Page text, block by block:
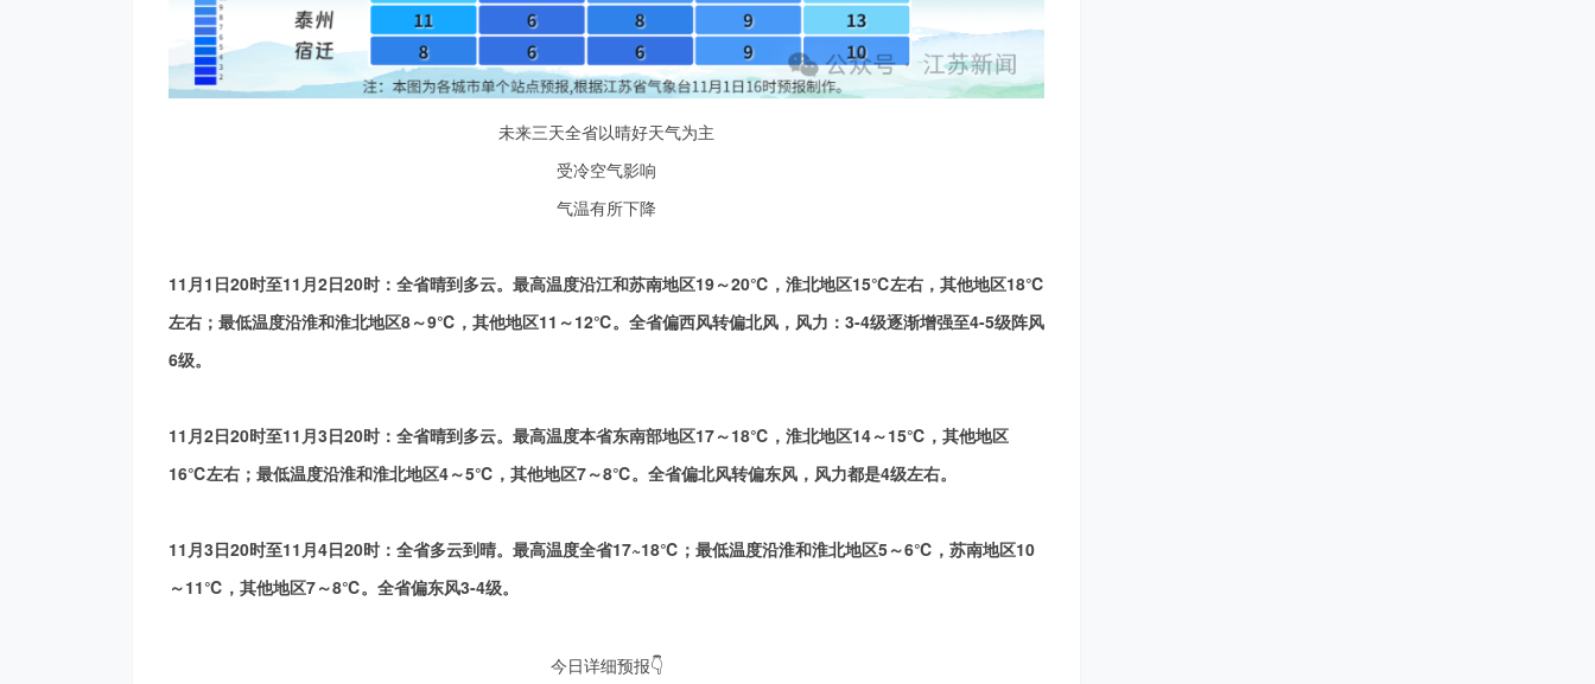
未来三天全省以晴好天气为主
受冷空气影响
气温有所下降
11月1日20时至11月2日20时：全省晴到多云。最高温度沿江和苏南地区19～20℃，淮北地区15℃左右，其他地区18℃
左右；最低温度沿淮和淮北地区8～9℃，其他地区11～12℃。全省偏西风转偏北风，风力：3-4级逐渐增强至4-5级阵风
6级。
11月2日20时至11月3日20时：全省晴到多云。最高温度本省东南部地区17～18℃，淮北地区14～15℃，其他地区
16℃左右；最低温度沿淮和淮北地区4～5℃，其他地区7～8℃。全省偏北风转偏东风，风力都是4级左右。
11月3日20时至11月4日20时：全省多云到晴。最高温度全省17~18℃；最低温度沿淮和淮北地区5～6℃，苏南地区10
～11℃，其他地区7～8℃。全省偏东风3-4级。
今日详细预报👇